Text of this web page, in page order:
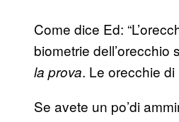
Come dice Ed:
biometrie
la prova. Le orecchie
Se avete un po’di